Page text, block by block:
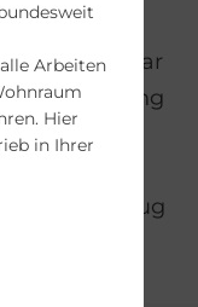
der
verfügbar
für Heizung
den
Strombezug
Arbeiten
Hier
in Ihrer